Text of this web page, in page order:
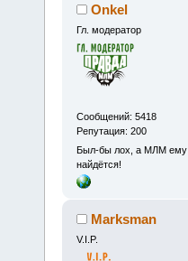
Onkel
Гл. модератор
Сообщений: 5418
Репутация: 200
Был-бы лох, а МЛМ ему
найдётся!
Marksman
V.I.P.